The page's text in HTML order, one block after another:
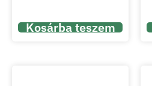
Kosárba teszem